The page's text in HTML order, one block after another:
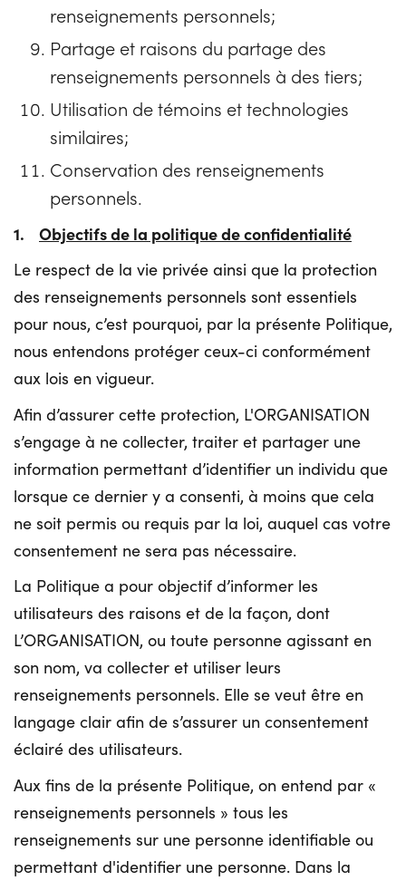
renseignements personnels;
Partage et raisons du partage des
renseignements personnels à des tiers;
Utilisation de témoins et technologies
similaires;
Conservation des renseignements
personnels.
1. Objectifs de la politique de confidentialité
Le respect de la vie privée ainsi que la protection
des renseignements personnels sont essentiels
pour nous, c’est pourquoi, par la présente Politique,
nous entendons protéger ceux-ci conformément
aux lois en vigueur.
Afin d’assurer cette protection, L'ORGANISATION
s’engage à ne collecter, traiter et partager une
information permettant d’identifier un individu que
lorsque ce dernier y a consenti, à moins que cela
ne soit permis ou requis par la loi, auquel cas votre
consentement ne sera pas nécessaire.
La Politique a pour objectif d’informer les
utilisateurs des raisons et de la façon, dont
L’ORGANISATION, ou toute personne agissant en
son nom, va collecter et utiliser leurs
renseignements personnels. Elle se veut être en
langage clair afin de s’assurer un consentement
éclairé des utilisateurs.
Aux fins de la présente Politique, on entend par «
renseignements personnels » tous les
renseignements sur une personne identifiable ou
permettant d'identifier une personne. Dans la